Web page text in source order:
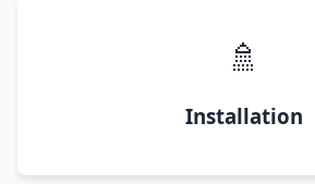
🚿
Installation